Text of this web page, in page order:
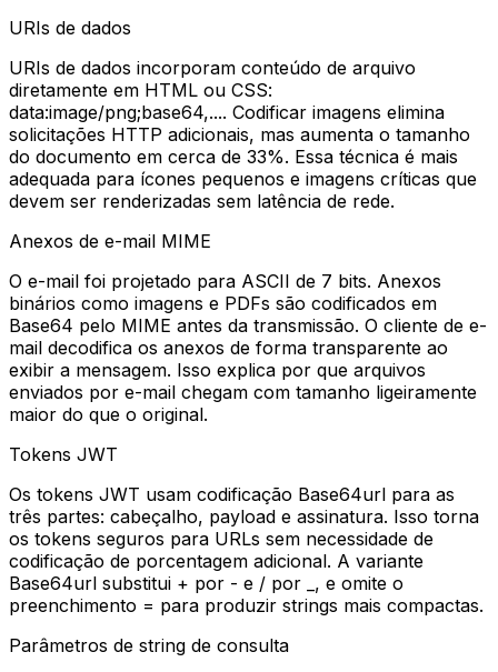
URIs de dados
URIs de dados incorporam conteúdo de arquivo
diretamente em HTML ou CSS:
data:image/png;base64,.... Codificar imagens elimina
solicitações HTTP adicionais, mas aumenta o tamanho
do documento em cerca de 33%. Essa técnica é mais
adequada para ícones pequenos e imagens críticas que
devem ser renderizadas sem latência de rede.
Anexos de e-mail MIME
O e-mail foi projetado para ASCII de 7 bits. Anexos
binários como imagens e PDFs são codificados em
Base64 pelo MIME antes da transmissão. O cliente de e-
mail decodifica os anexos de forma transparente ao
exibir a mensagem. Isso explica por que arquivos
enviados por e-mail chegam com tamanho ligeiramente
maior do que o original.
Tokens JWT
Os tokens JWT usam codificação Base64url para as
três partes: cabeçalho, payload e assinatura. Isso torna
os tokens seguros para URLs sem necessidade de
codificação de porcentagem adicional. A variante
Base64url substitui + por - e / por _, e omite o
preenchimento = para produzir strings mais compactas.
Parâmetros de string de consulta